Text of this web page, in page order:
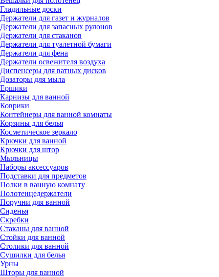
Гладильные доски
Держатели для газет и журналов
Держатели для запасных рулонов
Держатели для стаканов
Держатели для туалетной бумаги
Держатели для фена
Держатели освежителя воздуха
Диспенсеры для ватных дисков
Дозаторы для мыла
Ершики
Карнизы для ванной
Коврики
Контейнеры для ванной комнаты
Корзины для белья
Косметическое зеркало
Крючки для ванной
Крючки для штор
Мыльницы
Наборы аксессуаров
Подставки для предметов
Полки в ванную комнату
Полотенцедержатели
Поручни для ванной
Сиденья
Скребки
Стаканы для ванной
Стойки для ванной
Столики для ванной
Сушилки для белья
Урны
Шторы для ванной